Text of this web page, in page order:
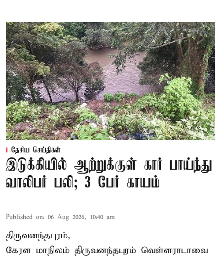
தேசிய செய்திகள்
இடுக்கியில் ஆற்றுக்குள் கார் பாய்ந்து
வாலிபர் பலி; 3 பேர் காயம்
Published on: 06 Aug 2026, 10:40 am
திருவனந்தபுரம்,
கேரள மாநிலம் திருவனந்தபுரம் வெள்ளராடாவை